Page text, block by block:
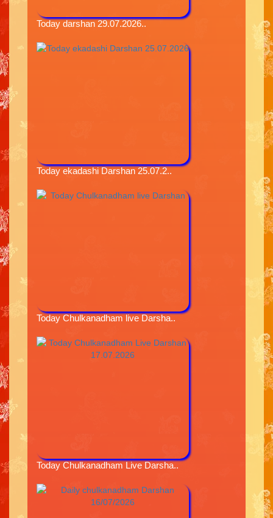
Today darshan 29.07.2026..
Today ekadashi Darshan 25.07.2..
Today Chulkanadham live Darsha..
Today Chulkanadham Live Darsha..